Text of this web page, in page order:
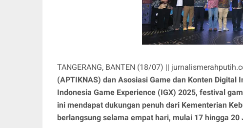
TANGERANG, BANTEN (18/07) ||
(APTIKNAS) dan Asosiasi Game dan Konten
Indonesia Game Experience (IGX) 2025, festival
ini mendapat dukungan penuh dari Kementerian
berlangsung selama empat hari, mulai 17 hingga